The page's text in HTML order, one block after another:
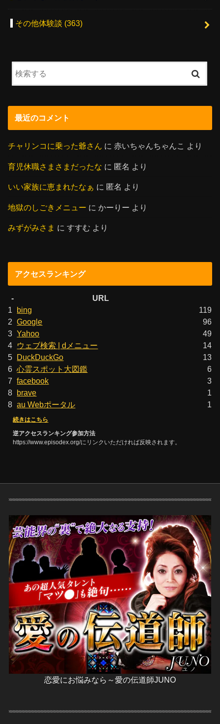
その他体験談 (363)
最近のコメント
チャリンコに乗った爺さん に赤いちゃんちゃんこ より
育児休職さまさまだったな に 匿名 より
いい家族に恵まれたなぁ に 匿名 より
地獄のしごきメニュー にかーりー より
みずがみさま にすすむ より
アクセスランキング
-
URL
1
bing
119
2 Google
96
3 Yahoo
49
4
ウェブ検索 | dメニュー
14
5 DuckDuckGo
13
6 心霊スポット大図鑑
6
7 facebook
3
8 brave
1
8 au Webポータル 1
続きはこちら
逆アクセスランキング参加方法
https://www.episodex.org/にリンクいただければ反映されます。
恋愛にお悩みなら～愛の伝道師JUNO